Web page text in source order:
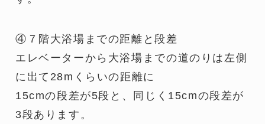
④７階大浴場までの距離と段差
エレベーターから大浴場までの道のりは左側
に出て28mくらいの距離に
15cmの段差が5段と、同じく15cmの段差が
3段あります。